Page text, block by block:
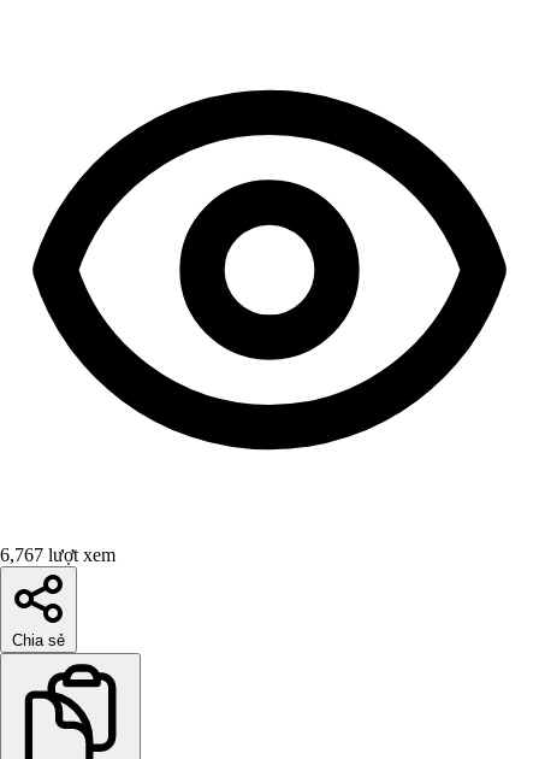
6,767 lượt xem
Chia sẻ